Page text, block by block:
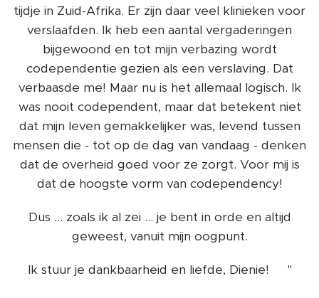
tijdje in Zuid-Afrika. Er zijn daar veel klinieken voor
verslaafden. Ik heb een aantal vergaderingen
bijgewoond en tot mijn verbazing wordt
codependentie gezien als een verslaving. Dat
verbaasde me! Maar nu is het allemaal logisch. Ik
was nooit codependent, maar dat betekent niet
dat mijn leven gemakkelijker was, levend tussen
mensen die - tot op de dag van vandaag - denken
dat de overheid goed voor ze zorgt. Voor mij is
dat de hoogste vorm van codependency!
Dus ... zoals ik al zei ... je bent in orde en altijd
geweest, vanuit mijn oogpunt.
Ik stuur je dankbaarheid en liefde, Dienie! 💞"